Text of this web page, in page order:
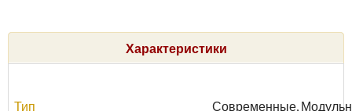
Характеристики
Тип Современные,